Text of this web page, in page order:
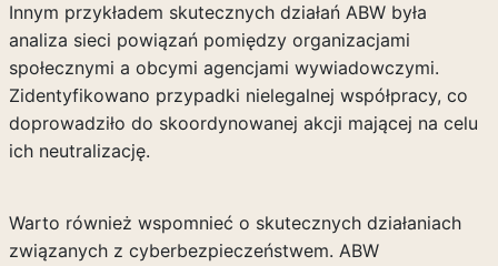
Innym przykładem skutecznych działań ABW była
analiza sieci powiązań pomiędzy organizacjami
społecznymi a obcymi agencjami wywiadowczymi.
Zidentyfikowano przypadki nielegalnej współpracy, co
doprowadziło do skoordynowanej akcji mającej na celu
ich neutralizację.
Warto również wspomnieć o skutecznych działaniach
związanych z cyberbezpieczeństwem. ABW